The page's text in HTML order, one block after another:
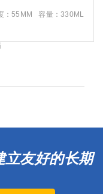
55MM 容量：330ML
立友好的长期